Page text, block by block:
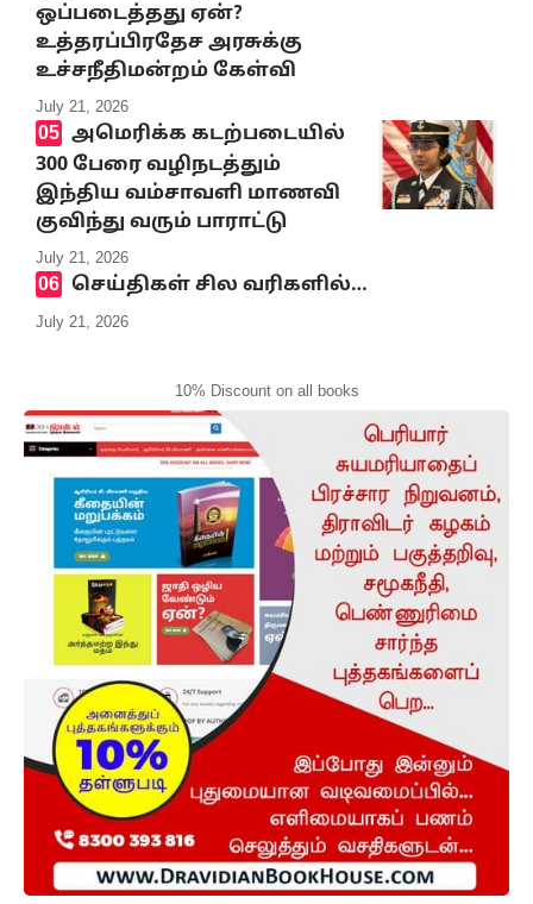
ஒப்படைத்தது ஏன்?
உத்தரப்பிரதேச அரசுக்கு
உச்சநீதிமன்றம் கேள்வி
July 21, 2026
அமெரிக்க கடற்படையில்
300 பேரை வழிநடத்தும்
இந்திய வம்சாவளி மாணவி
குவிந்து வரும் பாராட்டு
July 21, 2026
செய்திகள் சில வரிகளில்…
July 21, 2026
10% Discount on all books